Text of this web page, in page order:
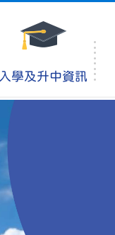
入學及升中資訊